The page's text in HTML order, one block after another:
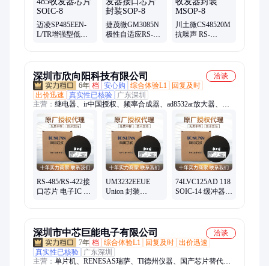
迈凌SP485EEN-
L/TR增强型低功
捷茂微GM3085N
极性自适应RS-
川土微CS48520M
抗噪声 RS-
深圳市欣向阳科技有限公司
洽谈
6年 档 安心购 综合体验L1
回复及时
出价迅速
真实性已核验
广东深圳
主营： 继电器、ir中国授权、频率合成器、ad8532ar放大器、
ad828arz放大器、ad829jrz放大器、ad818arz放大器、ad8031arz放
大器、ad8058arz放大器、ad8532arz放大器、ad8001arz放大器、
ad8307arz放大器、ad8651armz放大器、ad8099ardz放大器、
ad8534aruz放大器、ad706jr通用运放、op42gsz精密运放、
op90gpz通用运放、ad8417brmz放大器、op07csz精密运放、
ad712jrz精密运放、hmc326ms8ge放大器、op490gsz通用运放、
op162gsz精密运放、ad848jrz通用运放
RS-485/RS-422接
口芯片 电子IC 收
UM3232EEUE
Union 封装
74LVC125AD 118
SOIC-14 缓冲器
深圳市中芯巨能电子有限公司
洽谈
7年 档 综合体验L1 回复及时 出价迅速
真实性已核验
广东深圳
主营： 单片机、RENESAS瑞萨、TI德州仪器、国产芯片替代、